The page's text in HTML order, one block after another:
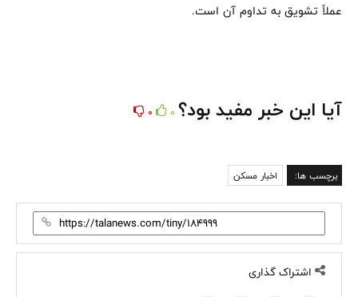
عملاً تشویق به تداوم آن است.
آیا این خبر مفید بود؟ 0
0
برچسب ها: اخبار مسکن
اشتراک گذاری